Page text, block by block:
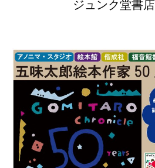
ジュンク堂書